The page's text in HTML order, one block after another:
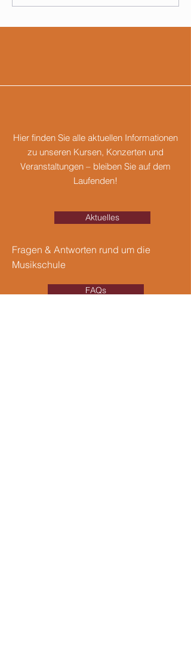
Hier finden Sie alle aktuellen Informationen
zu unseren Kursen, Konzerten und
Veranstaltungen – bleiben Sie auf dem
Laufenden!
Aktuelles
Fragen & Antworten rund um die
Musikschule
FAQs